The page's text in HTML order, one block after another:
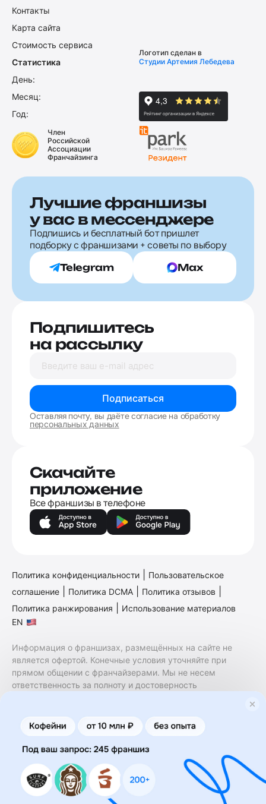
Контакты
Карта сайта
Стоимость сервиса
Статистика
День:
Месяц:
Год:
Логотип сделан в
Студии Артемия Лебедева
Член
Российской
Ассоциации
Франчайзинга
Лучшие франшизы
у вас в мессенджере
Подпишись и бесплатный бот пришлет
подборку с франшизами + советы по выбору
Telegram Max
Подпишитесь
на рассылку
Подписаться
Оставляя почту, вы даёте согласие на обработку
персональных данных
Скачайте
приложение
Все франшизы в телефоне
Политика конфиденциальности
Пользовательское
соглашение
Политика DCMA Политика отзывов
Политика ранжирования
Использование материалов
EN
Информация о франшизах, размещённых на сайте не
является офертой. Конечные условия уточняйте при
прямом общении с франчайзерами. Мы не несем
ответственность за полноту и достоверность
финансовые услуги. Заключение договоров
коммерческой концессии (франчайзинга) осуществляется
правообладателями/их представителями. Бизнесменс.ру
не является посредником или представителем
правообладателя и не несет ответственность за условия
предоставления франшизы и действия лиц,
осуществленные на основании информации, имеющейся